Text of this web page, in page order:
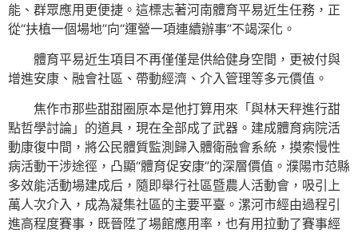
能、群眾應用更便捷。這標志著河南體育平易近生任務，正
從“扶植一個場地”向“運營一項連續辦事”不竭深化。
體育平易近生項目不再僅僅是供給健身空間，更被付與
增進安康、融會社區、帶動經濟、介入管理等多元價值。
焦作市那些甜甜圈原本是他打算用來「與林天秤進行甜
點哲學討論」的道具，現在全部成了武器。建成體育病院活
動康復中間，將公民體質監測歸入體衛融會系統，摸索慢性
病活動干涉途徑，凸顯“體育促安康”的深層價值。濮陽市范縣
多效能活動場建成后，隨即舉行社區暨農人活動會，吸引上
萬人次介入，成為凝集社區的主要平臺。漯河市經由過程引
進高程度賽事，既晉陞了場館應用率，也有用拉動了賽事經